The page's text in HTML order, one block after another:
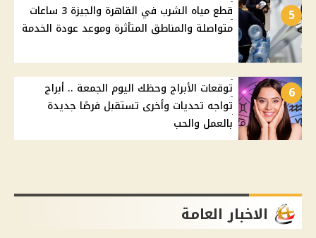
5
قطع مياه الشرب في القاهرة والجيزة 3 ساعات
متواصلة والمناطق المتأثرة وموعد عودة الخدمة
6
توقعات الأبراج وحظك اليوم الجمعة .. أبراج
تواجه تحديات وأخرى تستقبل فرصًا جديدة
بالعمل والحب
الاخبار العامة